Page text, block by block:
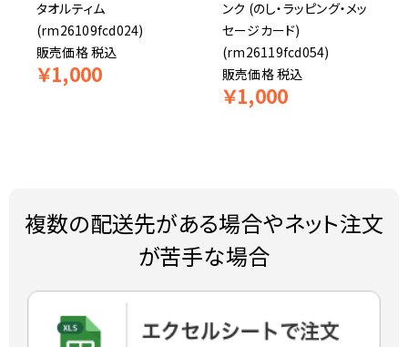
タオルティム
(rm26109fcd024)
販売価格税込
￥1,000
ンク (のし・ラッピング・メッ
セージカード)
(rm26119fcd054)
販売価格税込
￥1,000
複数の配送先がある場合やネット注文
が苦手な場合